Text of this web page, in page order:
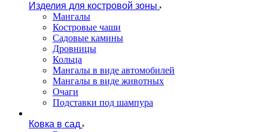
Изделия для костровой зоны
Мангалы
Костровые чаши
Садовые камины
Дровницы
Кольца
Мангалы в виде автомобилей
Мангалы в виде животных
Очаги
Подставки под шампура
Ковка в сад